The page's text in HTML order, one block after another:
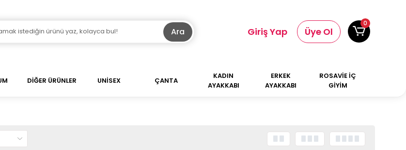
Ara Giriş Yap Üye Ol
0
DİĞER ÜRÜNLER UNİSEX ÇANTA
KADIN
AYAKKABI
ERKEK
AYAKKABI
ROSAVİE İÇ
GİYİM